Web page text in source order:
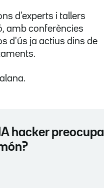
d'experts i tallers
amb conferències
d'ús ja actius dins de
hacker preocupa